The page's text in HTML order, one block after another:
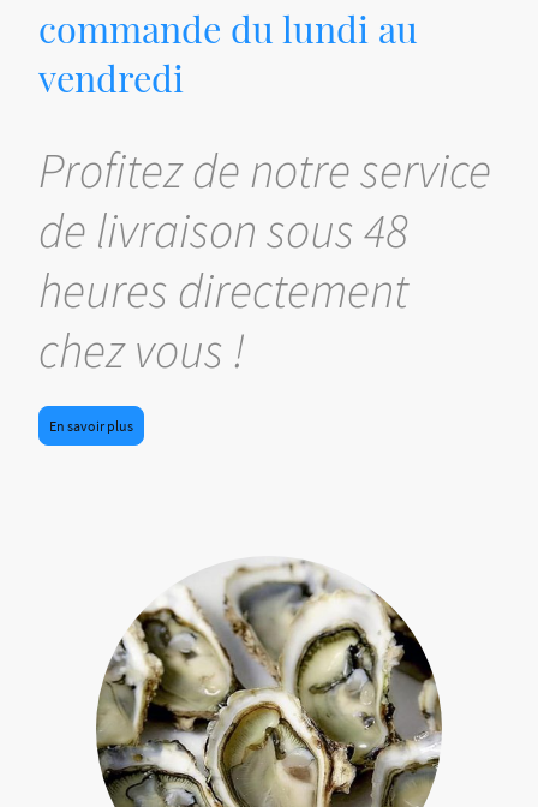
commande du lundi au
vendredi
Profitez de notre service
de livraison sous 48
heures directement
chez vous !
En savoir plus